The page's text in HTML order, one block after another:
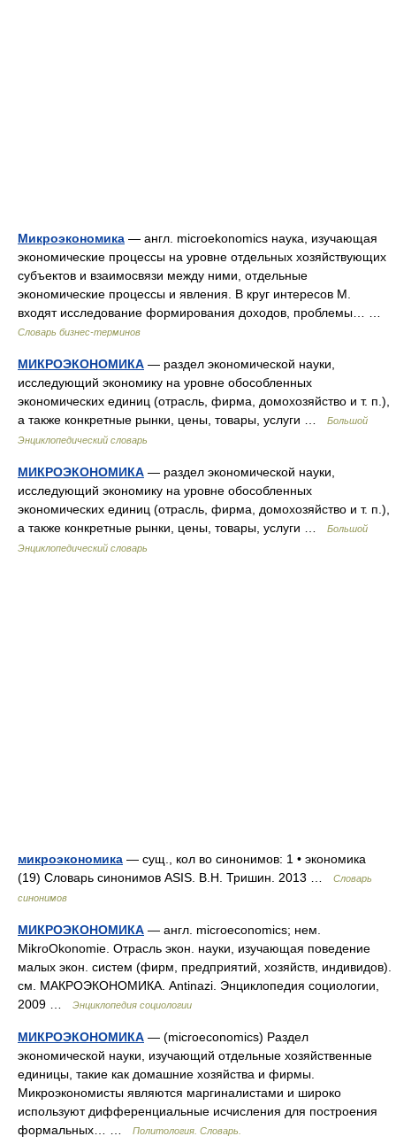
Микроэкономика — англ. microekonomics наука, изучающая
экономические процессы на уровне отдельных хозяйствующих
субъектов и взаимосвязи между ними, отдельные
экономические процессы и явления. В круг интересов М.
входят исследование формирования доходов, проблемы… …
Словарь бизнес-терминов
МИКРОЭКОНОМИКА — раздел экономической науки,
исследующий экономику на уровне обособленных
экономических единиц (отрасль, фирма, домохозяйство и т. п.),
а также конкретные рынки, цены, товары, услуги …
Большой
Энциклопедический словарь
МИКРОЭКОНОМИКА — раздел экономической науки,
исследующий экономику на уровне обособленных
экономических единиц (отрасль, фирма, домохозяйство и т. п.),
а также конкретные рынки, цены, товары, услуги …
Большой
Энциклопедический словарь
микроэкономика — сущ., кол во синонимов: 1 • экономика
(19) Словарь синонимов ASIS. В.Н. Тришин. 2013 …
Словарь
синонимов
МИКРОЭКОНОМИКА — англ. microeconomics; нем.
MikroOkonomie. Отрасль экон. науки, изучающая поведение
малых экон. систем (фирм, предприятий, хозяйств, индивидов).
см. МАКРОЭКОНОМИКА. Antinazi. Энциклопедия социологии,
2009 …
Энциклопедия социологии
МИКРОЭКОНОМИКА — (microeconomics) Раздел
экономической науки, изучающий отдельные хозяйственные
единицы, такие как домашние хозяйства и фирмы.
Микроэкономисты являются маргиналистами и широко
используют дифференциальные исчисления для построения
формальных… …
Политология. Словарь.